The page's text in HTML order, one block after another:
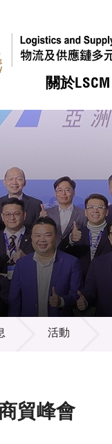
關於LSCM
活動
貿峰會